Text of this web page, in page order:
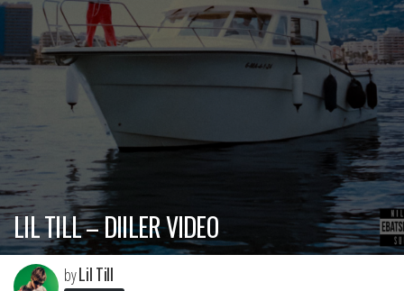
LIL TILL – DIILER VIDEO
byLil Till